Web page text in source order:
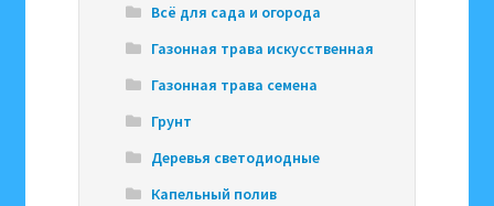
Всё для сада и огорода
Газонная трава искусственная
Газонная трава семена
Грунт
Деревья светодиодные
Капельный полив